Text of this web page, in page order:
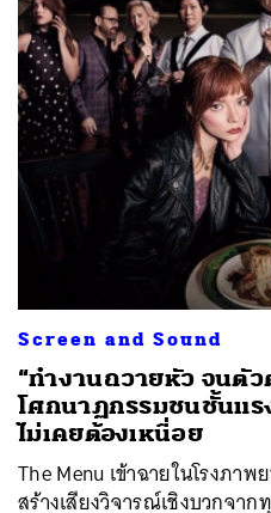
Screen and Sound
“ทำงานถวายหัว จนตัว
โศกนาฏกรรมชนชั้นแร
ไม่เคยต้องเหนื่อย
The Menu เข้าฉายในโรงภา
สร้างเสียงวิจารณ์เชิงบวกจา